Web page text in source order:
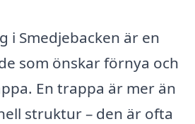
i Smedjebacken är en
som önskar förnya och
En trappa är mer än
struktur – den är ofta